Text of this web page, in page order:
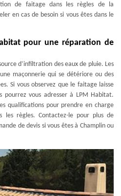
de faitage dans les règles de la
en cas de besoin si vous êtes dans le
pour une réparation de
d’infiltration des eaux de pluie. Les
maçonnerie qui se détériore ou des
Si vous observez que le faitage laisse
pourrez vous adresser à LPM Habitat.
qualifications pour prendre en charge
les règles. Contactez-le pour plus de
de devis si vous êtes à Champlin ou